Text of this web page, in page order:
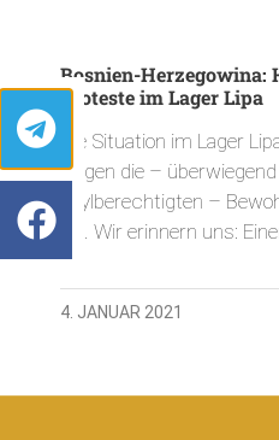
Bosnien-Herzegowina:
Proteste im Lager Lipa
Die Situation im Lager
tragen die –
asylberechtigten –
bei. Wir erinnern uns:
4. JANUAR 2021